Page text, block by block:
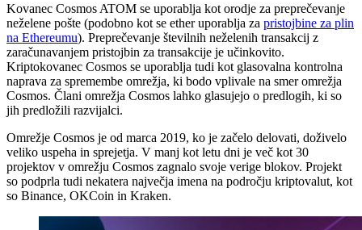
Kovanec Cosmos ATOM se uporablja kot orodje za preprečevanje
neželene pošte (podobno kot se ether uporablja za pristojbine za plin
na Ethereumu). Preprečevanje številnih neželenih transakcij z
zaračunavanjem pristojbin za transakcije je učinkovito.
Kriptokovanec Cosmos se uporablja tudi kot glasovalna kontrolna
naprava za spremembe omrežja, ki bodo vplivale na smer omrežja
Cosmos. Člani omrežja Cosmos lahko glasujejo o predlogih, ki so
jih predložili razvijalci.
Omrežje Cosmos je od marca 2019, ko je začelo delovati, doživelo
veliko uspeha in sprejetja. V manj kot letu dni je več kot 30
projektov v omrežju Cosmos zagnalo svoje verige blokov. Projekt
so podprla tudi nekatera največja imena na področju kriptovalut, kot
so Binance, OKCoin in Kraken.